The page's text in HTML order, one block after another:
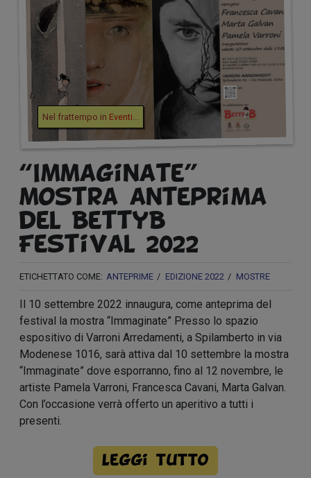
Nel frattempo in Eventi...
“Immaginate” –
mostra anteprima
del BettyB
Festival 2022
ETICHETTATO COME: ANTEPRIME EDIZIONE 2022 MOSTRE
Il 10 settembre 2022 innaugura, come anteprima del
festival la mostra “Immaginate” Presso lo spazio
espositivo di Varroni Arredamenti, a Spilamberto in via
Modenese 1016, sarà attiva dal 10 settembre la mostra
“Immaginate” dove esporranno, fino al 12 novembre, le
artiste Pamela Varroni, Francesca Cavani, Marta Galvan.
Con l’occasione verrà offerto un aperitivo a tutti i
presenti.
Leggi tutto